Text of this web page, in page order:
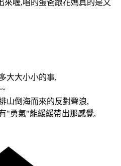
來喔,唱的蛋爸跟花媽真的是又
大大小小的事,
山倒海而來的反對聲浪,
"勇氣"能緩緩帶出那感覺,